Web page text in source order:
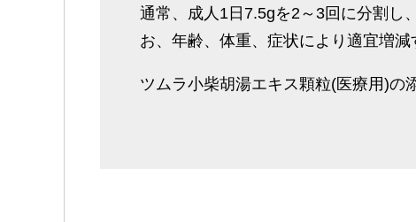
通常、成人1日7.5gを2～3回に分割し
お、年齢、体重、症状により適宜増減
ツムラ小柴胡湯エキス顆粒(医療用)の